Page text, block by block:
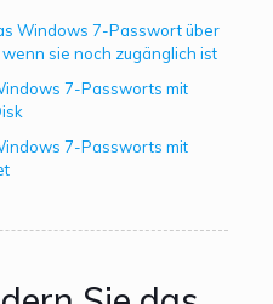
Windows 7-Passwort über
sie noch zugänglich ist
7-Passworts mit
7-Passworts mit